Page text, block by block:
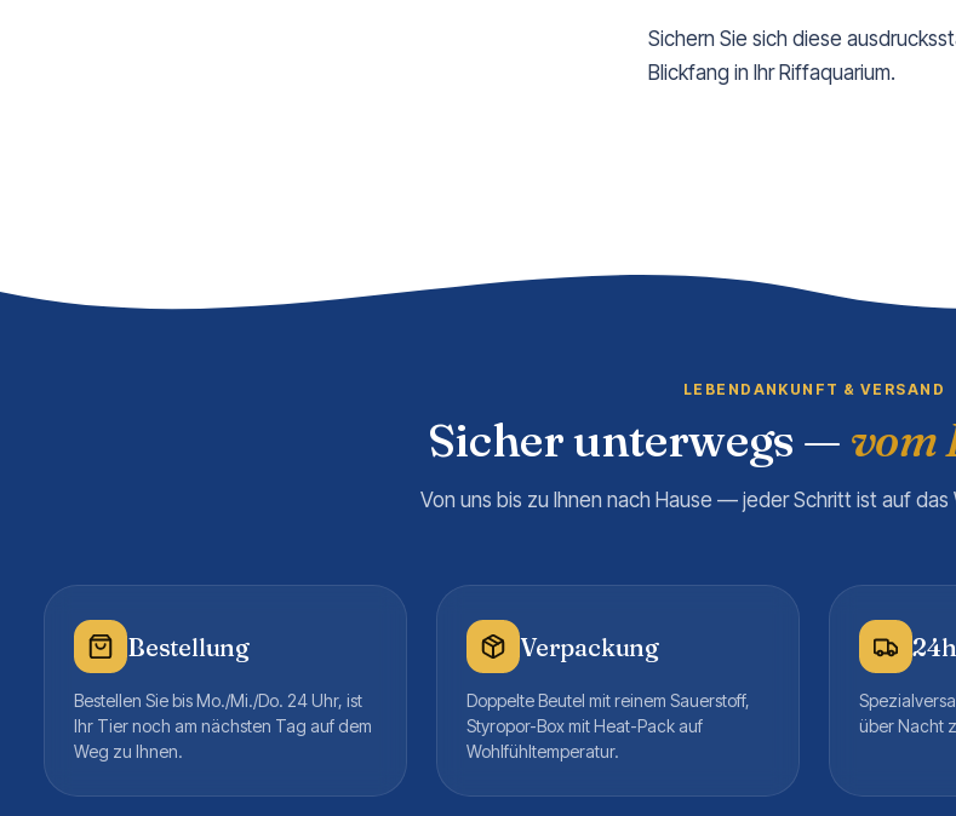
Sichern Sie sich diese
Blickfang in Ihr Riffaquarium.
LEBENDANKUNFT & VERSAND
Sicher unterwegs — vom
Von uns bis zu Ihnen nach Hause — jeder Schritt ist auf das
Bestellung
Bestellen Sie bis Mo./Mi./Do. 24 Uhr, ist
Ihr Tier noch am nächsten Tag auf dem
Weg zu Ihnen.
Verpackung
Doppelte Beutel mit reinem Sauerstoff,
Styropor-Box mit Heat-Pack auf
Wohlfühltemperatur.
über Nacht